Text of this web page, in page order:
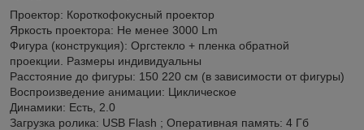
Проектор: Короткофокусный проектор
Яркость проектора: Не менее 3000 Lm
Фигура (конструкция): Оргстекло + пленка обратной
проекции. Размеры индивидуальны
Расстояние до фигуры: 150 220 см (в зависимости от фигуры)
Воспроизведение анимации: Циклическое
Динамики: Есть, 2.0
Загрузка ролика: USB Flash ; Оперативная память: 4 Гб